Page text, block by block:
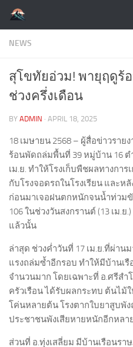
Skip to content
NEWS
สุโขทัยอ่วม! พายุฤดูร้
ช่วงครึ่งเดือน
BY ADMIN · APRIL 18, 2025
18 เมษายน 2568 – ผู้สื่อข่าวราย
ร้อนพัดถล่มพื้นที่ 39 หมู่บ้าน 16 ต
เม.ย. ทำให้โรงเก็บพืชผลทางกา
กับโรงจอดรถในโรงเรียน และห
ก่อนมาเจอฝนตกหนักจนน้ำท่วม
106 ในช่วงวันสงกรานต์ (13 เม.
แล้วนั้น
ล่าสุด ช่วงค่ำวันที่ 17 เม.ย.ที่ผ่าน
แรงถล่มซ้ำอีกรอบ ทำให้มีบ้านเรื
จำนวนมาก โดยเฉพาะที่ อ.ศรีส
ครัวเรือน ได้รับผลกระทบ ต้นไม้
โค่นหลายต้น โรงตากใบยาสูบพั
ประชาชนพังเสียหายหนักอีกหลา
ส่วนที่ อ.ทุ่งเสลี่ยม มีบ้านเรือนรา